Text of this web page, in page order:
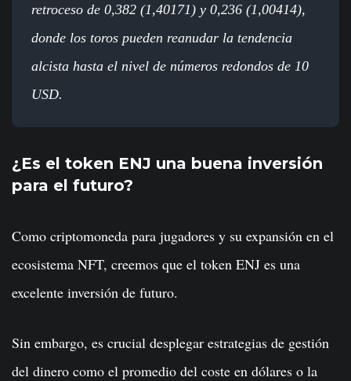
retroceso de 0,382 (1,40171) y 0,236 (1,00414),
donde los toros pueden reanudar la tendencia
alcista hasta el nivel de números redondos de 10
USD.
¿Es el token ENJ una buena inversión
para el futuro?
Como criptomoneda para jugadores y su expansión en el
ecosistema NFT, creemos que el token ENJ es una
excelente inversión de futuro.
Sin embargo, es crucial desplegar estrategias de gestión
del dinero como el promedio del coste en dólares o la